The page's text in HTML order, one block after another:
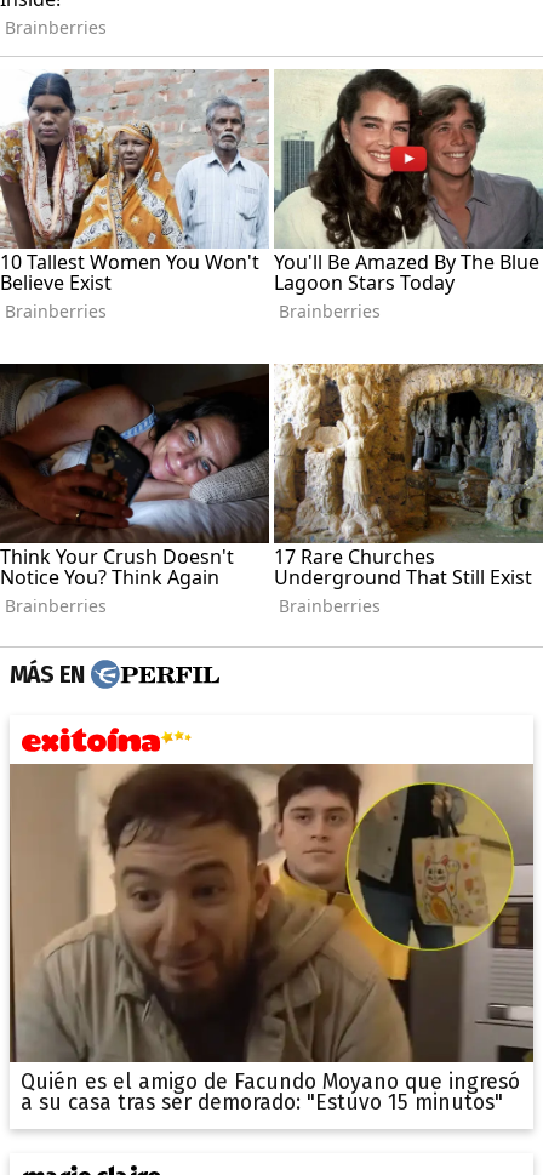
MÁS EN
Quién es el amigo de Facundo Moyano que ingresó
a su casa tras ser demorado: "Estuvo 15 minutos"